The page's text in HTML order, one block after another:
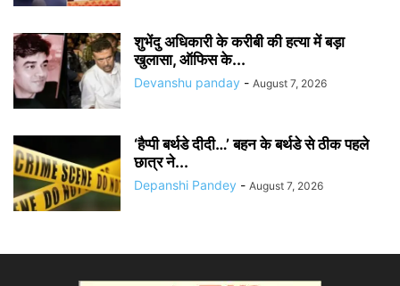
शुभेंदु अधिकारी के करीबी की हत्या में बड़ा
खुलासा, ऑफिस के...
Devanshu panday - August 7, 2026
‘हैप्पी बर्थडे दीदी…’ बहन के बर्थडे से ठीक पहले
छात्र ने...
Depanshi Pandey - August 7, 2026